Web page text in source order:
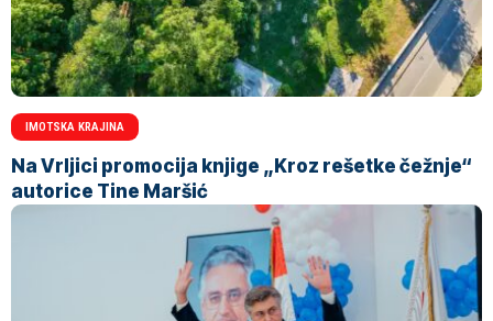
IMOTSKA KRAJINA
Na Vrljici promocija knjige „Kroz rešetke čežnje“
autorice Tine Maršić